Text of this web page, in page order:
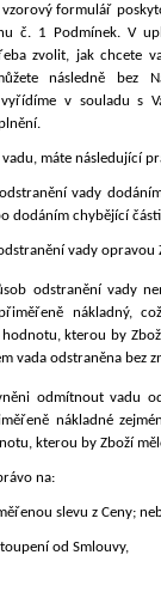
formulář
č. 1 Podmínek. V
zvolit, jak chcete
následně bez
vyřídíme v souladu s
máte následující
vady
dodáním chybějící
vady opravou
odstranění vady
nákladný,
kterou by
vada odstraněna bez
odmítnout vadu
nákladné
kterou by Zboží
na:
slevu z Ceny;
od Smlouvy,